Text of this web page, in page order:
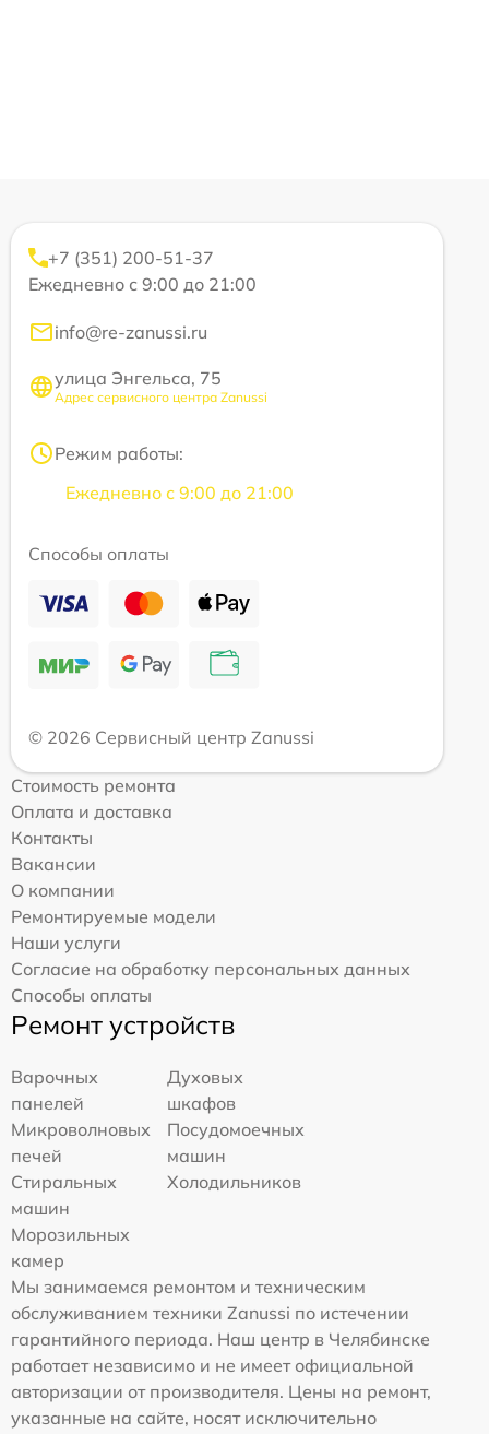
+7 (351) 200-51-37
Ежедневно с 9:00 до 21:00
info@re-zanussi.ru
улица Энгельса, 75
Адрес сервисного центра Zanussi
Режим работы:
Ежедневно с 9:00 до 21:00
Способы оплаты
© 2026 Сервисный центр Zanussi
Стоимость ремонта
Оплата и доставка
Контакты
Вакансии
О компании
Ремонтируемые модели
Наши услуги
Согласие на обработку персональных данных
Способы оплаты
Ремонт устройств
Варочных
панелей
Духовых
шкафов
Микроволновых
печей
Посудомоечных
машин
Стиральных
машин
Холодильников
Морозильных
камер
Мы занимаемся ремонтом и техническим
обслуживанием техники Zanussi по истечении
гарантийного периода. Наш центр в Челябинске
работает независимо и не имеет официальной
авторизации от производителя. Цены на ремонт,
указанные на сайте, носят исключительно